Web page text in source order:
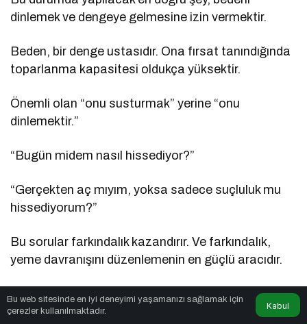
dinlemek ve dengeye gelmesine izin vermektir.
Beden, bir denge ustasıdır. Ona fırsat tanındığında
toparlanma kapasitesi oldukça yüksektir.
Önemli olan “onu susturmak” yerine “onu
dinlemektir.”
“Bugün midem nasıl hissediyor?”
“Gerçekten aç mıyım, yoksa sadece suçluluk mu
hissediyorum?”
Bu sorular farkındalık kazandırır. Ve farkındalık,
yeme davranışını düzenlemenin en güçlü aracıdır.
Suçluluk Yerine Merak: Bu Atağı Ne
Tetikledi?
Bu web sitesinde en iyi deneyimi yaşamanızı sağlamak için
çerezler kullanılmaktadır.
Kabul